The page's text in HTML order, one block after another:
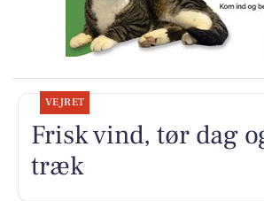
VEJRET
Frisk vind, tør dag
træk